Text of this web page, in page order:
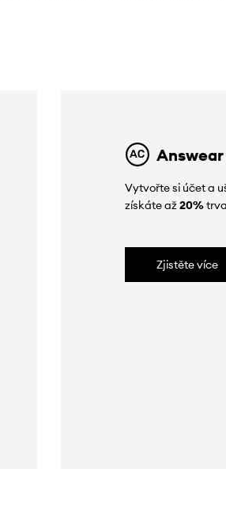
Vytvořte si účet a
získáte až20%
Zjistěte více